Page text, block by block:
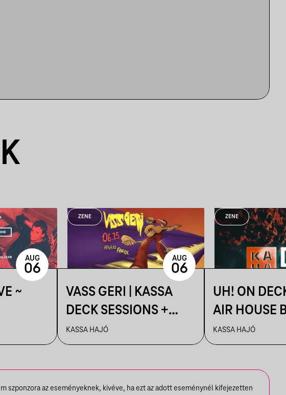
~
AUG
06
ZENE
VASS GERI | KASSA
DECK SESSIONS +
AFTER: AHAOK.
KASSA HAJÓ
AUG
06
ZENE
UH! ON
AIR HOUSE
SESSIONS
KASSA HAJÓ
szponzora az eseményeknek, kivéve, ha ezt az adott eseménynél kifejezetten